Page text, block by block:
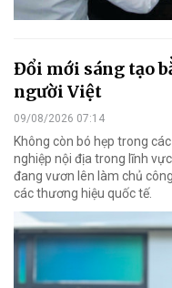
Đổi mới sáng tạo
người Việt
09/08/2026 07:14
Không còn bó hẹp trong
nghiệp nội địa trong lĩnh
đang vươn lên làm chủ
các thương hiệu quốc tế.